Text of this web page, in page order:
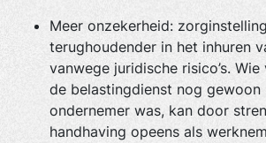
Meer onzekerheid:
terughoudender in het inhuren
vanwege juridische risico’s.
de belastingdienst nog gewoon
ondernemer was, kan door
handhaving opeens als